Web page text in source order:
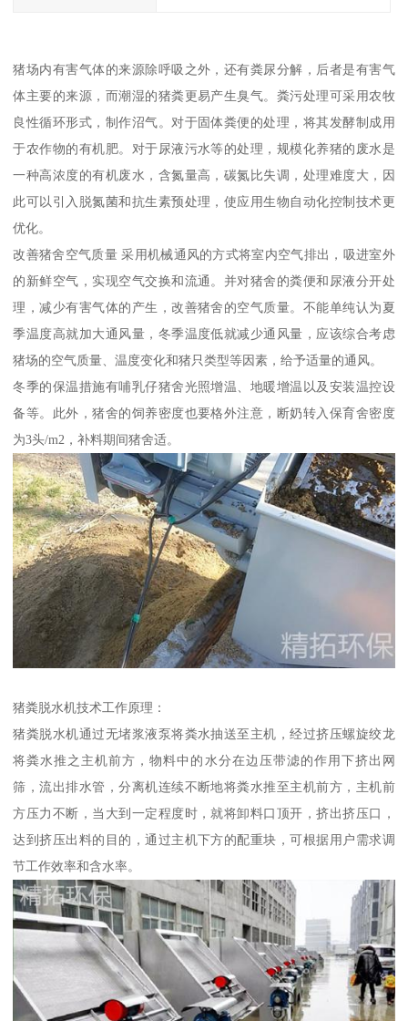
猪场内有害气体的来源除呼吸之外，还有粪尿分解，后者是有害气
体主要的来源，而潮湿的猪粪更易产生臭气。粪污处理可采用农牧
良性循环形式，制作沼气。对于固体粪便的处理，将其发酵制成用
于农作物的有机肥。对于尿液污水等的处理，规模化养猪的废水是
一种高浓度的有机废水，含氮量高，碳氮比失调，处理难度大，因
此可以引入脱氮菌和抗生素预处理，使应用生物自动化控制技术更
优化。
改善猪舍空气质量 采用机械通风的方式将室内空气排出，吸进室外
的新鲜空气，实现空气交换和流通。并对猪舍的粪便和尿液分开处
理，减少有害气体的产生，改善猪舍的空气质量。不能单纯认为夏
季温度高就加大通风量，冬季温度低就减少通风量，应该综合考虑
猪场的空气质量、温度变化和猪只类型等因素，给予适量的通风。
冬季的保温措施有哺乳仔猪舍光照增温、地暖增温以及安装温控设
备等。此外，猪舍的饲养密度也要格外注意，断奶转入保育舍密度
为3头/m2，补料期间猪舍适。
猪粪脱水机技术工作原理：
猪粪脱水机通过无堵浆液泵将粪水抽送至主机，经过挤压螺旋绞龙
将粪水推之主机前方，物料中的水分在边压带滤的作用下挤出网
筛，流出排水管，分离机连续不断地将粪水推至主机前方，主机前
方压力不断，当大到一定程度时，就将卸料口顶开，挤出挤压口，
达到挤压出料的目的，通过主机下方的配重块，可根据用户需求调
节工作效率和含水率。